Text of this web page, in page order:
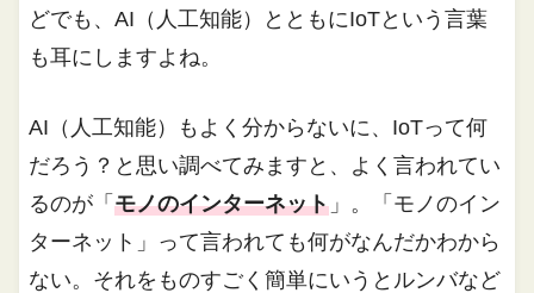
どでも、AI（人工知能）とともにIoTという言葉
も耳にしますよね。
AI（人工知能）もよく分からないに、IoTって何
だろう？と思い調べてみますと、よく言われてい
るのが「モノのインターネット 」。「モノのイン
ターネット」って言われても何がなんだかわから
ない。それをものすごく簡単にいうとルンバなど